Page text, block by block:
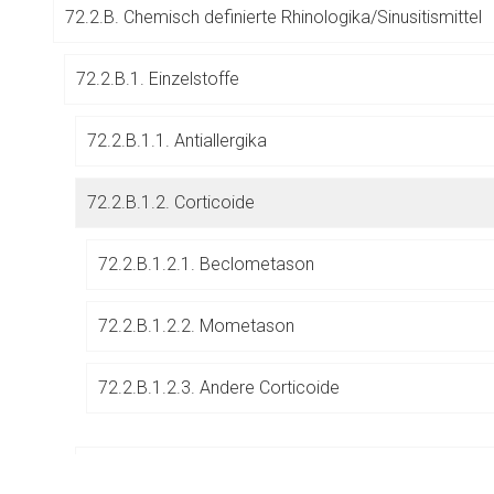
72.2.B. Chemisch definierte Rhinologika/Sinusitismittel
72.2.B.1. Einzelstoffe
72.2.B.1.1. Antiallergika
72.2.B.1.2. Corticoide
72.2.B.1.2.1. Beclometason
72.2.B.1.2.2. Mometason
72.2.B.1.2.3. Andere Corticoide
Betreiber